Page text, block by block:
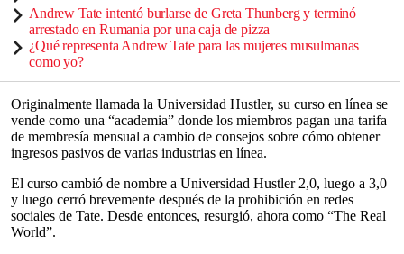
Andrew Tate intentó burlarse de Greta Thunberg y terminó
arrestado en Rumania por una caja de pizza
¿Qué representa Andrew Tate para las mujeres musulmanas
como yo?
Originalmente llamada la Universidad Hustler, su curso en línea se
vende como una “academia” donde los miembros pagan una tarifa
de membresía mensual a cambio de consejos sobre cómo obtener
ingresos pasivos de varias industrias en línea.
El curso cambió de nombre a Universidad Hustler 2,0, luego a 3,0
y luego cerró brevemente después de la prohibición en redes
sociales de Tate. Desde entonces, resurgió, ahora como “The Real
World”.